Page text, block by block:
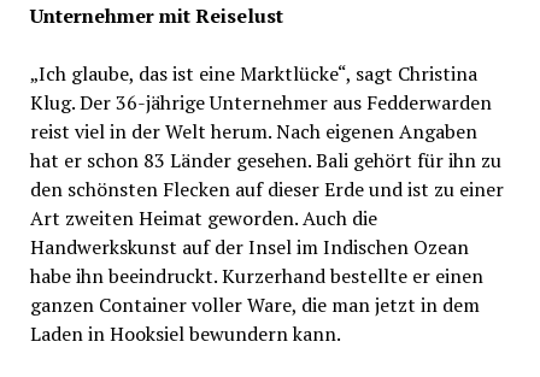
Unternehmer mit Reiselust
„Ich glaube, das ist eine Marktlücke“, sagt Christina
Klug. Der 36-jährige Unternehmer aus Fedderwarden
reist viel in der Welt herum. Nach eigenen Angaben
hat er schon 83 Länder gesehen. Bali gehört für ihn zu
den schönsten Flecken auf dieser Erde und ist zu einer
Art zweiten Heimat geworden. Auch die
Handwerkskunst auf der Insel im Indischen Ozean
habe ihn beeindruckt. Kurzerhand bestellte er einen
ganzen Container voller Ware, die man jetzt in dem
Laden in Hooksiel bewundern kann.